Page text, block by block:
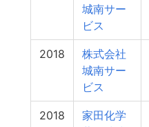
城南サー
ビス
2018
株式会社
城南サー
ビス
2018
家田化学